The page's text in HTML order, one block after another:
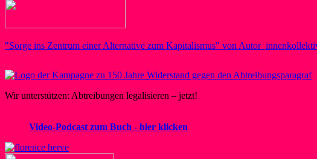
"Sorge ins Zentrum einer Alternative zum Kapitalismus" von
Wir unterstützen: Abtreibungen legalisieren – jetzt!
Video-Podcast zum Buch - hier klicken